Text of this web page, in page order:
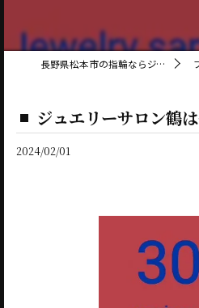
長野県松本市の指輪ならジュエリーサロン鶴 ブ
ジュエリーサロン鶴
2024/02/01